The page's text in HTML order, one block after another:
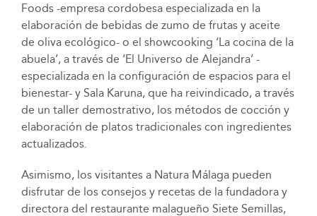
Foods -empresa cordobesa especializada en la
elaboración de bebidas de zumo de frutas y aceite
de oliva ecológico- o el showcooking ‘La cocina de la
abuela’, a través de ‘El Universo de Alejandra’ -
especializada en la configuración de espacios para el
bienestar- y Sala Karuna, que ha reivindicado, a través
de un taller demostrativo, los métodos de cocción y
elaboración de platos tradicionales con ingredientes
actualizados.
Asimismo, los visitantes a Natura Málaga pueden
disfrutar de los consejos y recetas de la fundadora y
directora del restaurante malagueño Siete Semillas,